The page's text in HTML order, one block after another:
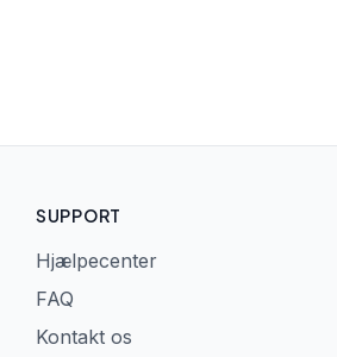
SUPPORT
Hjælpecenter
FAQ
Kontakt os